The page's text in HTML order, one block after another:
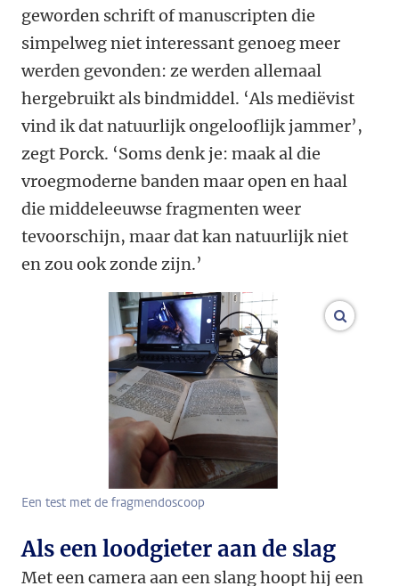
geworden schrift of manuscripten die
simpelweg niet interessant genoeg meer
werden gevonden: ze werden allemaal
hergebruikt als bindmiddel. ‘Als mediëvist
vind ik dat natuurlijk ongelooflijk jammer’,
zegt Porck. ‘Soms denk je: maak al die
vroegmoderne banden maar open en haal
die middeleeuwse fragmenten weer
tevoorschijn, maar dat kan natuurlijk niet
en zou ook zonde zijn.’
Een test met de fragmendoscoop
Als een loodgieter aan de slag
Met een camera aan een slang hoopt hij een